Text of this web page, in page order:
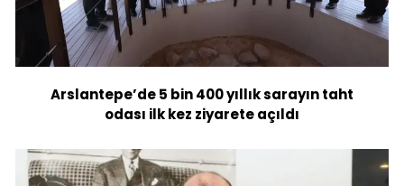
Arslantepe’de 5 bin 400 yıllık sarayın taht
odası ilk kez ziyarete açıldı